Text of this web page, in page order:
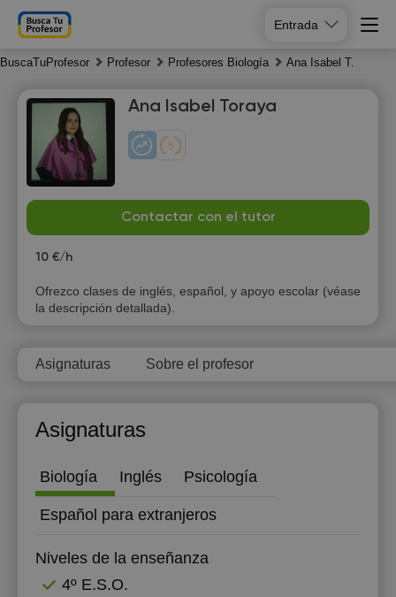
Entrada
BuscaTuProfesor Profesor Profesores Biología Ana Isabel T.
Ana Isabel Toraya
Contactar con el tutor
10 €/h
Ofrezco clases de inglés, español, y apoyo escolar (véase
la descripción detallada).
Asignaturas Sobre el profesor
Asignaturas
Biología Inglés Psicología
Español para extranjeros
Niveles de la enseñanza
4º E.S.O.
6
Fr
7
Sa
8
9